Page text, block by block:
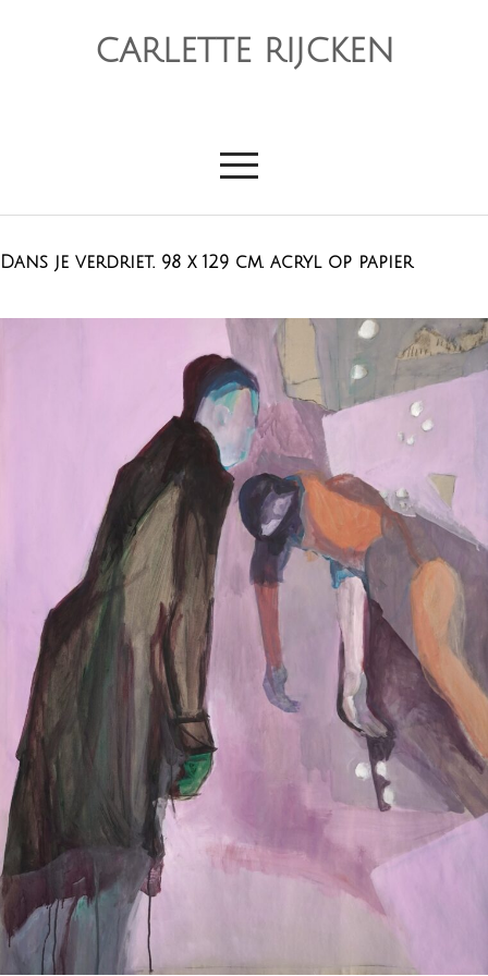
CARLETTE RIJCKEN
Dans je verdriet. 98 x 129 cm. acryl op papier